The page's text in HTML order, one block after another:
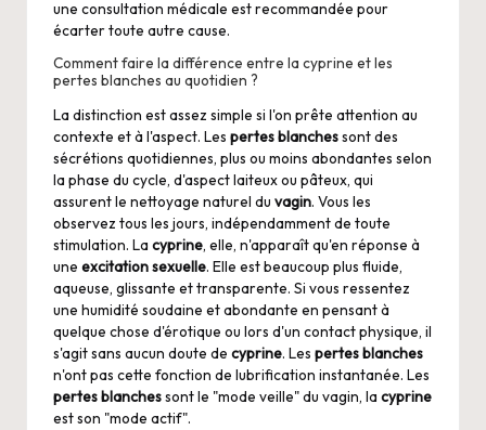
une consultation médicale est recommandée pour
écarter toute autre cause.
Comment faire la différence entre la cyprine et les
pertes blanches au quotidien ?
La distinction est assez simple si l'on prête attention au
contexte et à l'aspect. Les pertes blanchessont des
sécrétions quotidiennes, plus ou moins abondantes selon
la phase du cycle, d'aspect laiteux ou pâteux, qui
assurent le nettoyage naturel du vagin. Vous les
observez tous les jours, indépendamment de toute
stimulation. La cyprine, elle, n'apparaît qu'en réponse à
une excitation sexuelle. Elle est beaucoup plus fluide,
aqueuse, glissante et transparente. Si vous ressentez
une humidité soudaine et abondante en pensant à
quelque chose d'érotique ou lors d'un contact physique, il
s'agit sans aucun doute de cyprine. Les pertes blanches
n'ont pas cette fonction de lubrification instantanée. Les
pertes blanchessont le "mode veille" du vagin, la cyprine
est son "mode actif".